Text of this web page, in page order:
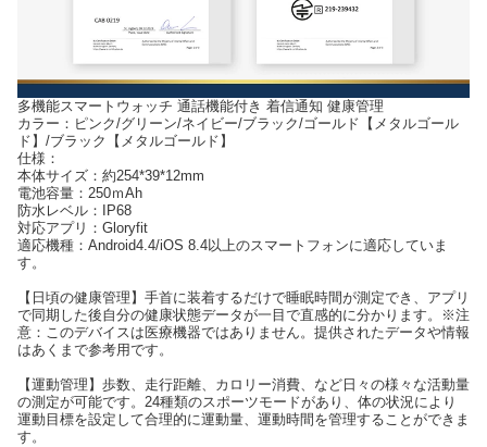
多機能スマートウォッチ 通話機能付き 着信通知 健康管理
カラー：ピンク/グリーン/ネイビー/ブラック/ゴールド【メタルゴール
ド】/ブラック【メタルゴールド】
仕様：
本体サイズ：約254*39*12mm
電池容量：250ｍAh
防水レベル：IP68
対応アプリ：Gloryfit
適応機種：Android4.4/iOS 8.4以上のスマートフォンに適応していま
す。
【日頃の健康管理】手首に装着するだけで睡眠時間が測定でき、アプリ
で同期した後自分の健康状態データが一目で直感的に分かります。※注
意：このデバイスは医療機器ではありません。提供されたデータや情報
はあくまで参考用です。
【運動管理】歩数、走行距離、カロリー消費、など日々の様々な活動量
の測定が可能です。24種類のスポーツモードがあり、体の状況により
運動目標を設定して合理的に運動量、運動時間を管理することができま
す。